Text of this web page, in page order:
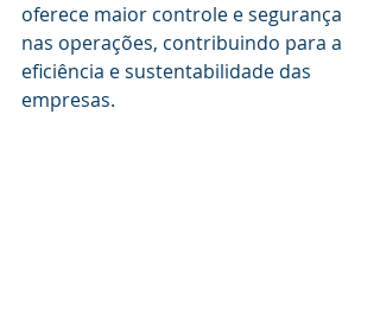
oferece maior controle e segurança
nas operações, contribuindo para a
eficiência e sustentabilidade das
empresas.